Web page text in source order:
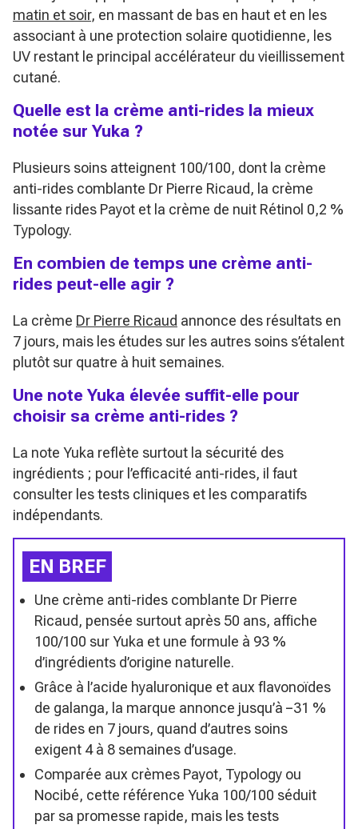
matin et soir, en massant de bas en haut et en les
associant à une protection solaire quotidienne, les
UV restant le principal accélérateur du vieillissement
cutané.
Quelle est la crème anti-rides la mieux
notée sur Yuka ?
Plusieurs soins atteignent 100/100, dont la crème
anti-rides comblante Dr Pierre Ricaud, la crème
lissante rides Payot et la crème de nuit Rétinol 0,2 %
Typology.
En combien de temps une crème anti-
rides peut-elle agir ?
La crème Dr Pierre Ricaud annonce des résultats en
7 jours, mais les études sur les autres soins s’étalent
plutôt sur quatre à huit semaines.
Une note Yuka élevée suffit-elle pour
choisir sa crème anti-rides ?
La note Yuka reflète surtout la sécurité des
ingrédients ; pour l’efficacité anti-rides, il faut
consulter les tests cliniques et les comparatifs
indépendants.
EN BREF
Une crème anti-rides comblante Dr Pierre
Ricaud, pensée surtout après 50 ans, affiche
100/100 sur Yuka et une formule à 93 %
d’ingrédients d’origine naturelle.
Grâce à l’acide hyaluronique et aux flavonoïdes
de galanga, la marque annonce jusqu’à −31 %
de rides en 7 jours, quand d’autres soins
exigent 4 à 8 semaines d’usage.
Comparée aux crèmes Payot, Typology ou
Nocibé, cette référence Yuka 100/100 séduit
par sa promesse rapide, mais les tests